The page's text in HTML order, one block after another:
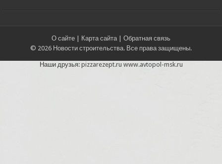
О сайте | Карта сайта | Обратная связь
© 2026 Новости строительства. Все права защищены.
Наши друзья: pizzarezept.ru www.avtopol-msk.ru